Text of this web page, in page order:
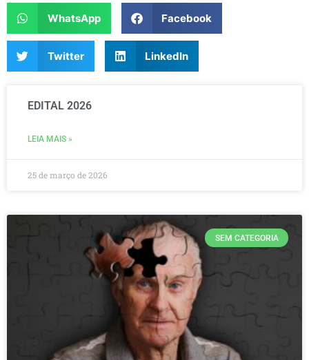
WhatsApp Facebook
Twitter LinkedIn
EDITAL 2026
LEIA MAIS »
25 de março de 2026
SEM CATEGORIA